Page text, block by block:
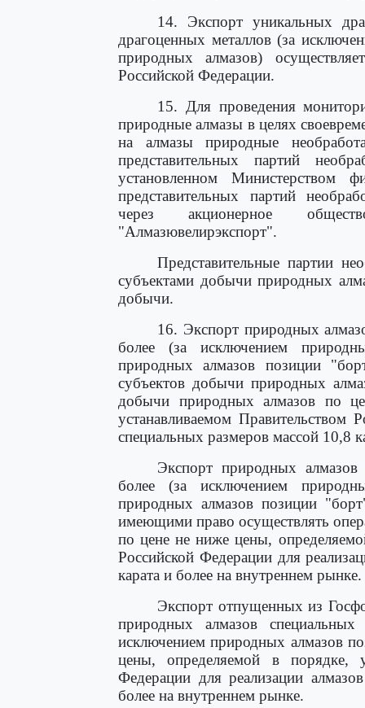
14. Экспорт уникальных
драгоценных металлов (за
природных алмазов)
Российской Федерации.
15. Для проведения
природные алмазы в целях
на алмазы природные
представительных партий
установленном Министерством
представительных партий
через акционерное
"Алмазювелирэкспорт".
Представительные партии
субъектами добычи природных
добычи.
16. Экспорт природных
более (за исключением
природных алмазов позиции
субъектов добычи природных
добычи природных алмазов по
устанавливаемом Правительством
специальных размеров массой 10,8
Экспорт природных
более (за исключением
природных алмазов позиции
имеющими право осуществлять
по цене не ниже цены,
Российской Федерации для
карата и более на внутреннем рынке.
Экспорт отпущенных из
природных алмазов
исключением природных алмазов
цены, определяемой в порядке,
Федерации для реализации
более на внутреннем рынке.